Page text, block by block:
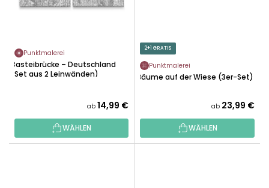
Punktmalerei
Basteibrücke – Deutschland
(Set aus 2 Leinwänden)
ab 14,99 €
WÄHLEN
2+1 GRATIS
Punktmalerei
Bäume auf der Wiese (3er-Set)
ab 23,99 €
WÄHLEN